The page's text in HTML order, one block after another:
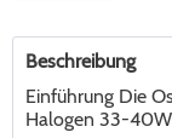
Beschreibung
Einführung Die
Halogen 33-40W